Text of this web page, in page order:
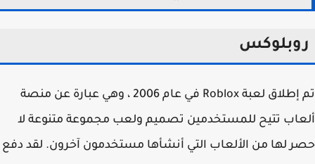
تم إطلاق لعبة Roblox في عام 2006 ، وهي عبارة عن منصة
تتيح للمستخدمين تصميم ولعب مجموعة متنوعة لا
لها من الألعاب التي أنشأها مستخدمون آخرون. لقد دفع